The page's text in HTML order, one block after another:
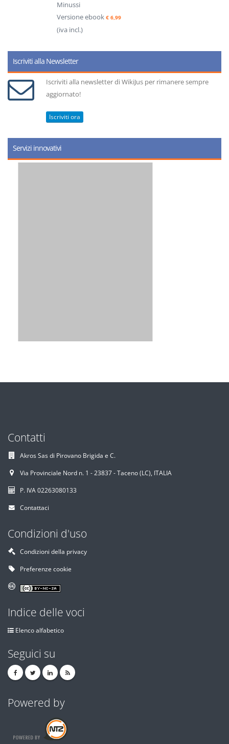
Minussi
Versione ebook € 6,99
(iva incl.)
Iscriviti alla Newsletter
Iscriviti alla newsletter di WikiJus per rimanere sempre
aggiornato!
Iscriviti ora
Servizi innovativi
Contatti
Akros Sas di Pirovano Brigida e C.
Via Provinciale Nord n. 1 - 23837 - Taceno (LC), ITALIA
P. IVA 02263080133
Contattaci
Condizioni d'uso
Condizioni della privacy
Preferenze cookie
Indice delle voci
Elenco alfabetico
Seguici su
Powered by